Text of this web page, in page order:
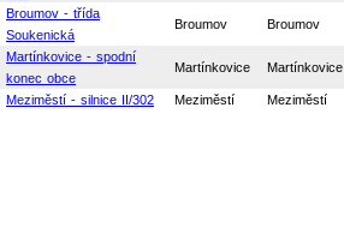
Broumov - třída
Soukenická
Broumov Broumov
Martínkovice - spodní
konec obce
Martínkovice Martínkovice
Meziměstí - silnice II/302 Meziměstí Meziměstí